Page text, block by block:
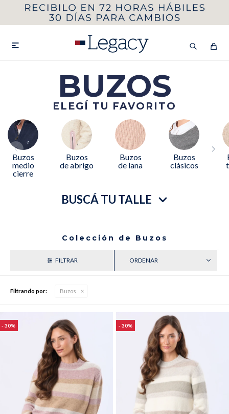

BUZOS
ELEGÍ TU FAVORITO
Buzos
medio
cierre
Buzos
de abrigo
Buzos
de lana
Buzos
clásicos
BUSCÁ TU TALLE
Colección de Buzos
Filtrando por: Buzos
30 30
MI CUENTA
VER COLECCIÓN DE HOMBRE
HASTA 40%OFF SEGUNDA 50%
Camisas
Camperas Chalecos